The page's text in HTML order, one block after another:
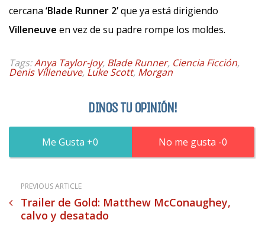
cercana ‘Blade Runner 2’que ya está dirigiendo
Villeneuve en vez de su padre rompe los moldes.
Tags:Anya Taylor-Joy, Blade Runner, Ciencia Ficción,
Denis Villeneuve, Luke Scott, Morgan
DINOS TU OPINIÓN!
0 0
PREVIOUS ARTICLE
Trailer de Gold: Matthew McConaughey,
calvo y desatado